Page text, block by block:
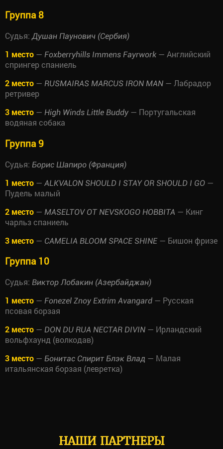
Группа 8
Судья: Душан Паунович (Сербия)
1 место — Foxberryhills Immens Fayrwork — Английский
спрингер спаниель
2 место — RUSMAIRAS MARCUS IRON MAN — Лабрадор
ретривер
3 место — High Winds Little Buddy — Португальская
водяная собака
Группа 9
Судья: Борис Шапиро (Франция)
1 место — ALKVALON SHOULD I STAY OR SHOULD I GO —
Пудель малый
2 место — MASELTOV OT NEVSKOGO HOBBITA — Кинг
чарльз спаниель
3 место — CAMELIA BLOOM SPACE SHINE — Бишон фризе
Группа 10
Судья: Виктор Лобакин (Азербайджан)
1 место — Fonezel Znoy Extrim Avangard — Русская
псовая борзая
2 место — DON DU RUA NECTAR DIVIN — Ирландский
вольфхаунд (волкодав)
3 место — Бонитас Спирит Блэк Влад — Малая
итальянская борзая (левретка)
НАШИ ПАРТНЕРЫ